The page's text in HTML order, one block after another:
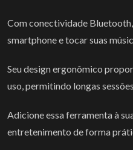
Com conectividade
smartphone e tocar suas
Seu design ergonômico
uso, permitindo longas
Adicione essa ferramenta à
entretenimento de forma